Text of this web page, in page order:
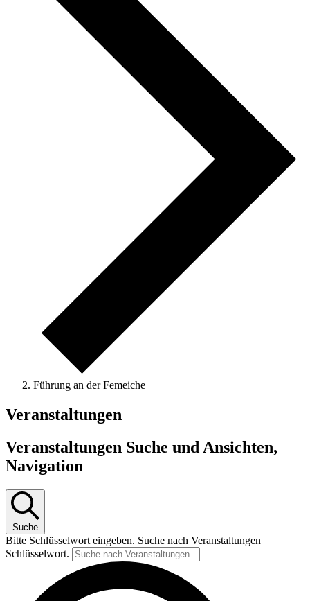
Führung an der Femeiche
Veranstaltungen
Veranstaltungen Suche und Ansichten,
Navigation
Suche
Bitte Schlüsselwort eingeben. Suche nach Veranstaltungen
Schlüsselwort.